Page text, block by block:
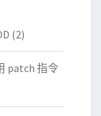
(2)
patch 指令